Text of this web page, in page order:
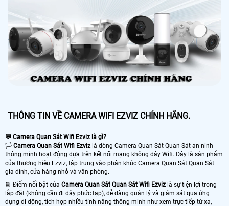
THÔNG TIN VỀ CAMERA WIFI EZVIZ CHÍNH HÃNG.
💬 Camera Quan Sát Wifi Ezviz là gì?
🏳️ Camera Quan Sát Wifi Ezviz là dòng Camera Quan Sát Quan Sát an ninh
thông minh hoạt động dựa trên kết nối mạng không dây Wifi. Đây là sản phẩm
của thương hiệu Ezviz, tập trung vào phân khúc Camera Quan Sát Quan Sát
gia đình, cửa hàng nhỏ và văn phòng.
📘 Điểm nổi bật của Camera Quan Sát Quan Sát Wifi Ezviz là sự tiện lợi trong
lắp đặt (không cần đi dây phức tạp), dễ dàng quản lý và giám sát qua ứng
dụng di động, tích hợp nhiều tính năng thông minh như xem trực tiếp từ xa,